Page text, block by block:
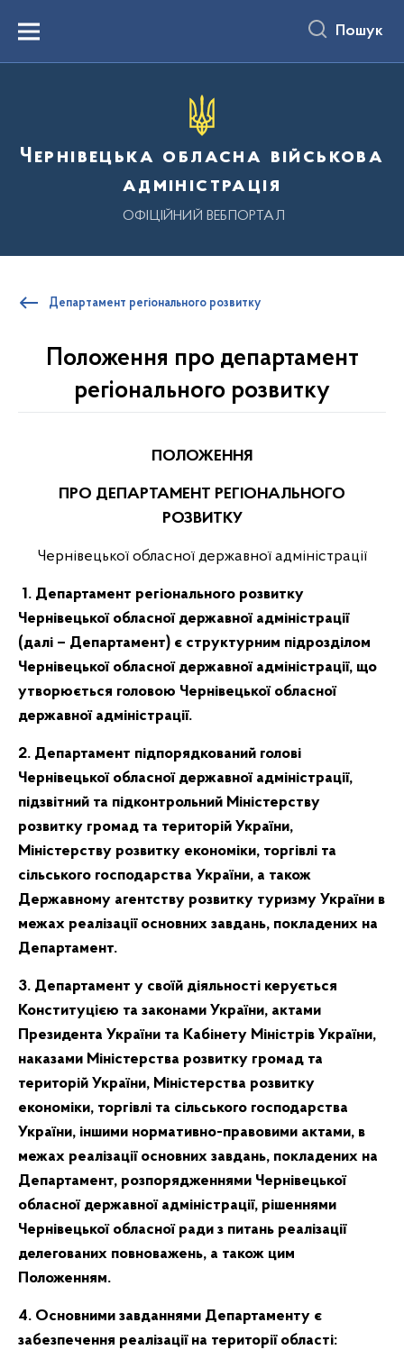
вмістуMenu Пошук
Чернівецька обласна військова
адміністрація
ОФІЦІЙНИЙ ВЕБПОРТАЛ
Департамент регіонального розвитку
Положення про департамент
регіонального розвитку
ПОЛОЖЕННЯ
ПРО ДЕПАРТАМЕНТ РЕГІОНАЛЬНОГО
РОЗВИТКУ
Чернівецької обласної державної адміністрації
1. Департамент регіонального розвитку
Чернівецької обласної державної адміністрації
(далі – Департамент) є структурним підрозділом
Чернівецької обласної державної адміністрації, що
утворюється головою Чернівецької обласної
державної адміністрації.
2. Департамент підпорядкований голові
Чернівецької обласної державної адміністрації,
підзвітний та підконтрольний Міністерству
розвитку громад та територій України,
Міністерству розвитку економіки, торгівлі та
сільського господарства України, а також
Державному агентству розвитку туризму України в
межах реалізації основних завдань, покладених на
Департамент.
3. Департамент у своїй діяльності керується
Конституцією та законами України, актами
Президента України та Кабінету Міністрів України,
наказами Міністерства розвитку громад та
територій України, Міністерства розвитку
економіки, торгівлі та сільського господарства
України, іншими нормативно-правовими актами, в
межах реалізації основних завдань, покладених на
Департамент, розпорядженнями Чернівецької
обласної державної адміністрації, рішеннями
Чернівецької обласної ради з питань реалізації
делегованих повноважень, а також цим
Положенням.
4. Основними завданнями Департаменту є
забезпечення реалізації на території області: